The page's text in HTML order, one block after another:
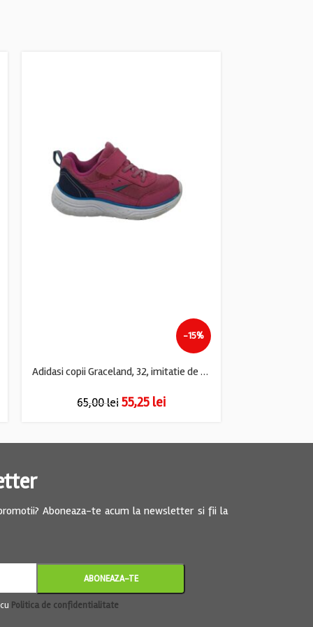
-15%
Adidasi copii Graceland, 32, imitatie de piele, material textil, roz
65,00lei 55,25 lei
Aboneaza-te acum la newsletter si fii la
Politica de confidentialitate